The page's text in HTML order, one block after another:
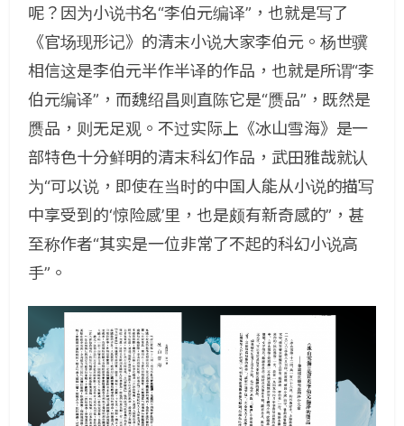
呢？因为小说书名“李伯元编译”，也就是写了
《官场现形记》的清末小说大家李伯元。杨世骥
相信这是李伯元半作半译的作品，也就是所谓“李
伯元编译”，而魏绍昌则直陈它是“赝品”，既然是
赝品，则无足观。不过实际上《冰山雪海》是一
部特色十分鲜明的清末科幻作品，武田雅哉就认
为“可以说，即使在当时的中国人能从小说的描写
中享受到的‘惊险感’里，也是颇有新奇感的”，甚
至称作者“其实是一位非常了不起的科幻小说高
手”。